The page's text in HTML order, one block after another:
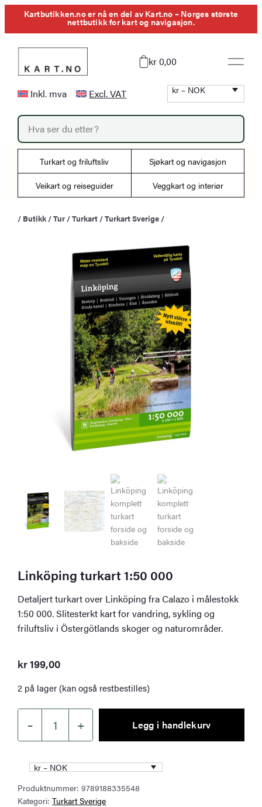
HoppKartbutikken.no er nå en del av Kart.no – Norges største
nettbutikk for kart og navigasjon.
kr 0,00
Inkl. mva Excl. VAT kr – NOK
P
o
d
t
r
Turkart og friluftsliv Sjøkart og navigasjon
Veikart og reiseguider Veggkart og interiør
/ Butikk /Tur /Turkart /Turkart Sverige /
Linköping turkart 1:50 000
Detaljert turkart over Linköping fra Calazo i målestokk
1:50 000. Slitesterkt kart for vandring, sykling og
friluftsliv i Östergötlands skoger og naturområder.
kr199,00
2 på lager (kan også restbestilles)
–
Linköping
turkart
1:50
000
antall
+ Legg i handlekurv
kr – NOK
Produktnummer:9789188335548
Kategori:Turkart Sverige